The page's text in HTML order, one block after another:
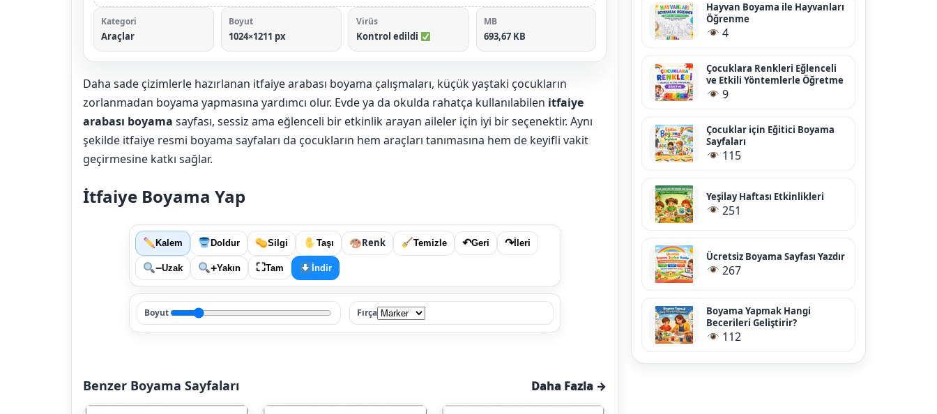
Kategori
Araçlar
Boyut
1024×1211 px
Virüs
Kontrol edildi
MB
693,67 KB
Daha sade çizimlerle hazırlanan itfaiye arabası boyama çalışmaları, küçük yaştaki çocukların
zorlanmadan boyama yapmasına yardımcı olur. Evde ya da okulda rahatça kullanılabilen itfaiye
arabası boyama sayfası, sessiz ama eğlenceli bir etkinlik arayan aileler için iyi bir seçenektir. Aynı
şekilde itfaiye resmi boyama sayfaları da çocukların hem araçları tanımasına hem de keyifli vakit
geçirmesine katkı sağlar.
İtfaiye Boyama Yap
Kalem Doldur Silgi Taşı Renk Temizle ↶Geri ↷İleri
−Uzak +Yakın ⛶Tam İndir
Boyut Fırça
Benzer Boyama Sayfaları Daha Fazla →
Hayvan Boyama ile Hayvanları
Öğrenme
4
Çocuklara Renkleri Eğlenceli
ve Etkili Yöntemlerle Öğretme
9
Çocuklar için Eğitici Boyama
Sayfaları
115
Yeşilay Haftası Etkinlikleri
251
Ücretsiz Boyama Sayfası Yazdır
267
Boyama Yapmak Hangi
Becerileri Geliştirir?
112